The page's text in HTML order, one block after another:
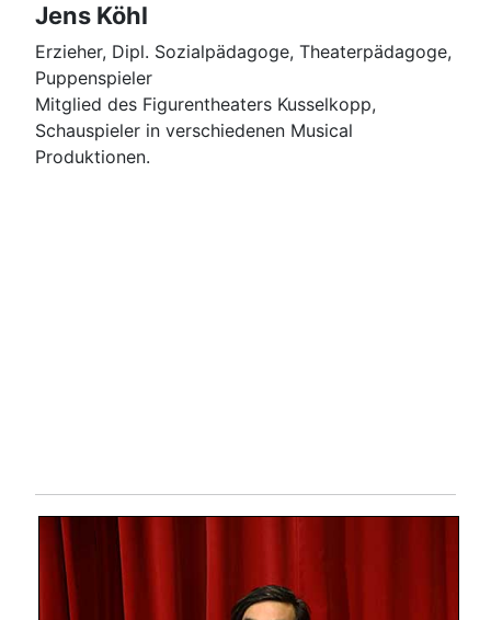
Jens Köhl
Erzieher, Dipl. Sozialpädagoge, Theaterpädagoge,
Puppenspieler
Mitglied des Figurentheaters Kusselkopp,
Schauspieler in verschiedenen Musical
Produktionen.